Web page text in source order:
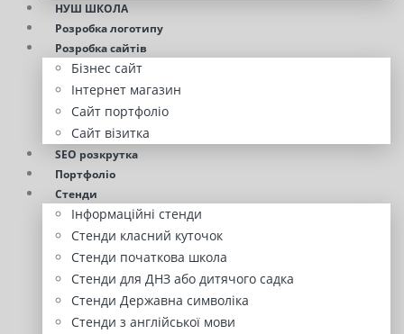
НУШ ШКОЛА
Розробка логотипу
Розробка сайтів
Бізнес сайт
Інтернет магазин
Сайт портфоліо
Сайт візитка
SEO розкрутка
Портфоліо
Стенди
Інформаційні стенди
Стенди класний куточок
Стенди початкова школа
Стенди для ДНЗ або дитячого садка
Стенди Державна символіка
Стенди з англійської мови